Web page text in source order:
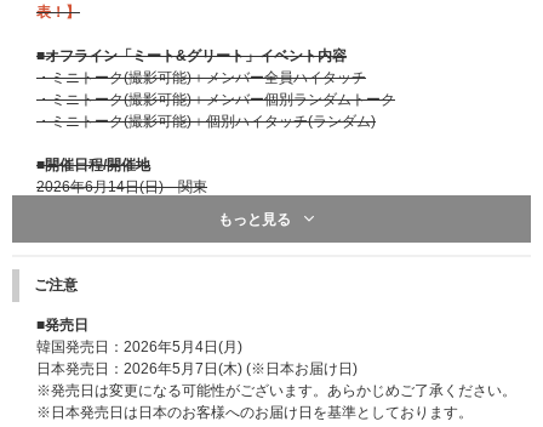
表！】
■オフライン「ミート&グリート」イベント内容
・ミニトーク(撮影可能)＋メンバー全員ハイタッチ
・ミニトーク(撮影可能)＋メンバー個別ランダムトーク
・ミニトーク(撮影可能)＋個別ハイタッチ(ランダム)
■開催日程/開催地
2026年6月14日(日) 関東
※開催日程は変更される場合がありますので、あらかじめご了承ください。
■オンライン｢ミート&グリート」イベント内容
・メンバー個別オンライントーク
抽選でランダム当選されたメンバーと約30秒間、個別でオンライントーク
をすることができます。
・メンバー全員リレー式オンライントーク
全メンバーと順番に約30秒ずつオンライントークをすることができます。
もっと見る
ご注意
■発売日
韓国発売日：2026年5月4日(月)
日本発売日：2026年5月7日(木) (※日本お届け日)
※発売日は変更になる可能性がございます。あらかじめご了承ください。
※日本発売日は日本のお客様へのお届け日を基準としております。